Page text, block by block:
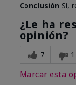
Conclusión Sí,
¿Le ha
opinión?
7 1
Marcar esta